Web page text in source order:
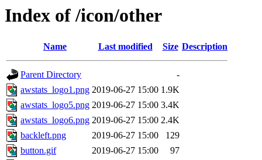
Index of /icon/other
Name Last modified Size Description
Parent Directory
-
awstats_logo1.png 2019-06-27 15:00 1.9K
awstats_logo5.png 2019-06-27 15:00 3.4K
awstats_logo6.png 2019-06-27 15:00 2.4K
backleft.png
2019-06-27 15:00
129
button.gif
2019-06-27 15:00
97